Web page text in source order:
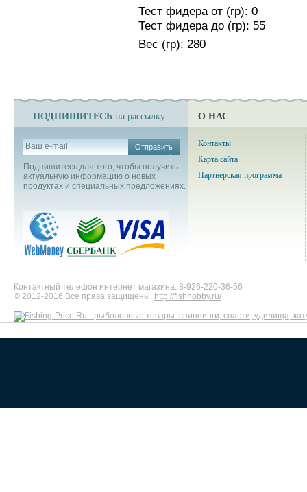
Тест фидера от (гр): 0
Тест фидера до (гр): 55
Вес (гр): 280
ПОДПИШИТЕСЬ на рассылку
Отправить
Подпишитесь для того, чтобы получить
актуальную информацию о новых
продуктах и специальных предложениях.
О НАС
Контакты
Карта сайта
Партнерская программа
Контактный телефон интернет магазина: 8-926-220-36-56
© 2012-2016 Все права защищены. http://fishhobby.ru/